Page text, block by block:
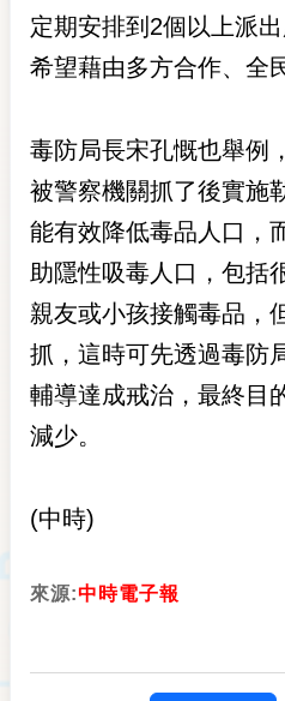
定期安排到2個以上派
希望藉由多方合作、全
毒防局長宋孔慨也舉例
被警察機關抓了後實施
能有效降低毒品人口，
助隱性吸毒人口，包括
親友或小孩接觸毒品，
抓，這時可先透過毒防
輔導達成戒治，最終目
減少。
(中時)
來源:中時電子報